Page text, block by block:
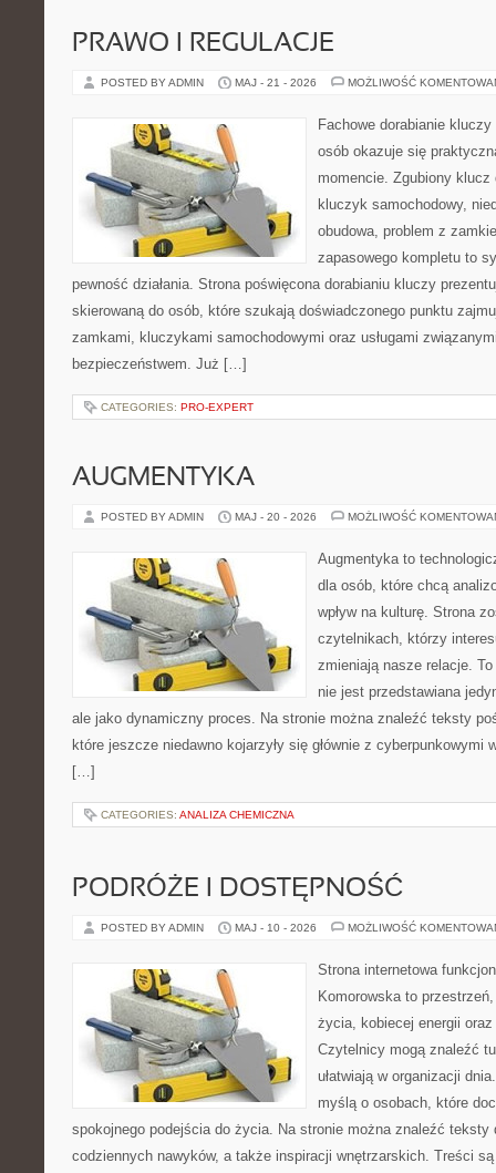
PRAWO I REGULACJE
POSTED BY ADMIN MAJ - 21 - 2026 MOŻLIWOŚĆ
Fachowe dorabianie
osób okazuje się
momencie. Zgubiony
kluczyk samochodowy,
obudowa, problem z
zapasowego kompletu to
pewność działania. Strona poświęcona dorabianiu kluczy
skierowaną do osób, które szukają doświadczonego punktu
zamkami, kluczykami samochodowymi oraz usługami
bezpieczeństwem. Już […]
CATEGORIES: PRO-EXPERT
AUGMENTYKA
POSTED BY ADMIN MAJ - 20 - 2026 MOŻLIWOŚĆ
Augmentyka to
dla osób, które chcą
wpływ na kulturę. Strona
czytelnikach, którzy
zmieniają nasze relacje.
nie jest przedstawiana
ale jako dynamiczny proces. Na stronie można znaleźć teksty
które jeszcze niedawno kojarzyły się głównie z
[…]
CATEGORIES: ANALIZA CHEMICZNA
PODRÓŻE I DOSTĘPNOŚĆ
POSTED BY ADMIN MAJ - 10 - 2026 MOŻLIWOŚĆ
Strona internetowa
Komorowska to
życia, kobiecej energii
Czytelnicy mogą znaleźć
ułatwiają w organizacji
myślą o osobach, które
spokojnego podejścia do życia. Na stronie można znaleźć
codziennych nawyków, a także inspiracji wnętrzarskich. Treści